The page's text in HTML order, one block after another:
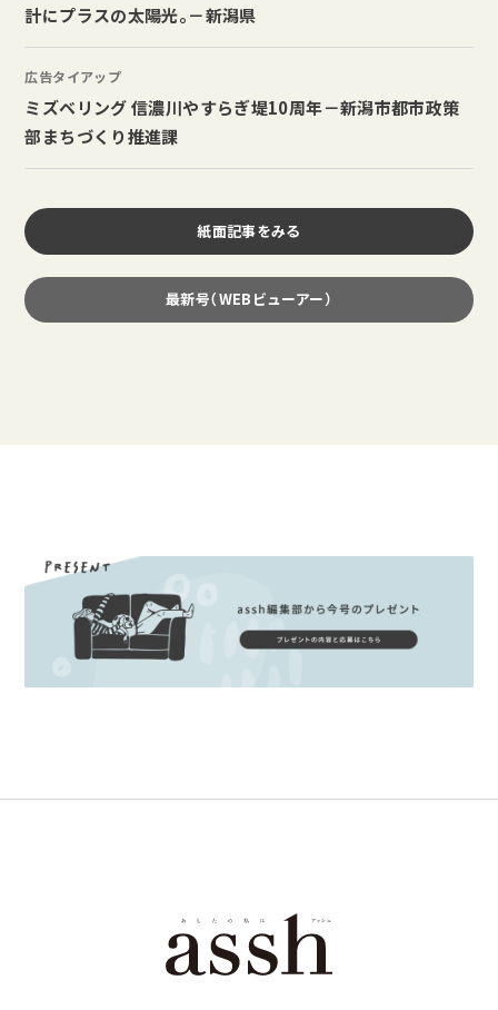
計にプラスの太陽光。－新潟県
広告タイアップ
ミズベリング 信濃川やすらぎ堤10周年－新潟市都市政策
部まちづくり推進課
紙面記事をみる
最新号（WEBビューアー）